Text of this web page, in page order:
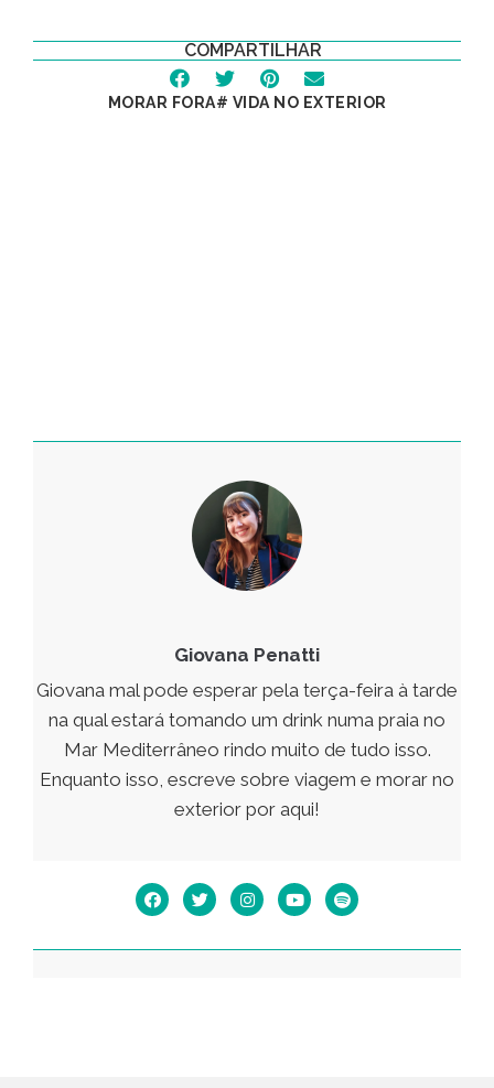
COMPARTILHAR
MORAR FORA# VIDA NO EXTERIOR
Giovana Penatti
Giovana mal pode esperar pela terça-feira à tarde
na qual estará tomando um drink numa praia no
Mar Mediterrâneo rindo muito de tudo isso.
Enquanto isso, escreve sobre viagem e morar no
exterior por aqui!